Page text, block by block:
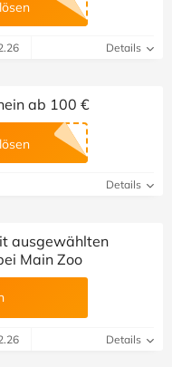
Details
ab 100 €
Details
ausgewählten
Main Zoo
Details